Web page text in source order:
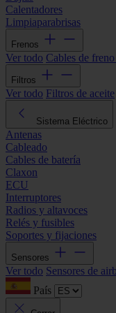
Calentadores
Limpiaparabrisas
Frenos
Ver todo Cables de
Filtros
Ver todo Filtros de aceite
Sistema Eléctrico
Antenas
Cableado
Cables de batería
Claxon
ECU
Interruptores
Radios y altavoces
Relés y fusibles
Soportes y fijaciones
Sensores
Ver todo Sensores de
País